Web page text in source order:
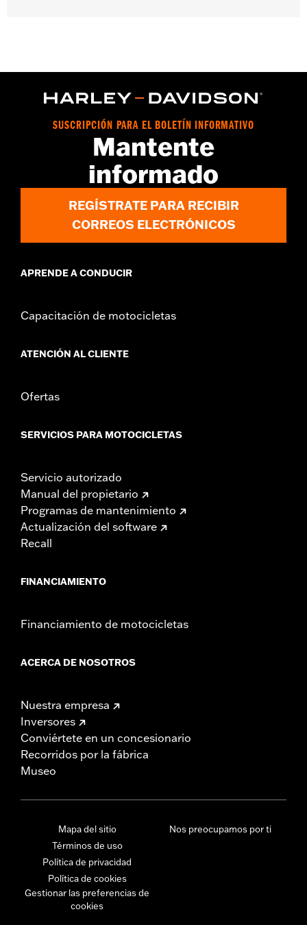
vinRequerido:false
d.com/warrantyfor full details
SUSCRIPCIÓN PARA EL BOLETÍN INFORMATIVO
Mantente
informado
REGÍSTRATE PARA RECIBIR
CORREOS ELECTRÓNICOS
APRENDE A CONDUCIR
Capacitación de motocicletas
ATENCIÓN AL CLIENTE
Ofertas
SERVICIOS PARA MOTOCICLETAS
Servicio autorizado
Manual del propietario
Programas de mantenimiento
Actualización del software
Recall
FINANCIAMIENTO
Financiamiento de motocicletas
ACERCA DE NOSOTROS
Nuestra empresa
Inversores
Conviértete en un concesionario
Recorridos por la fábrica
Museo
Mapa del sitio
Términos de uso
Política de privacidad
Política de cookies
Gestionar las preferencias de
cookies
Nos preocupamos por ti